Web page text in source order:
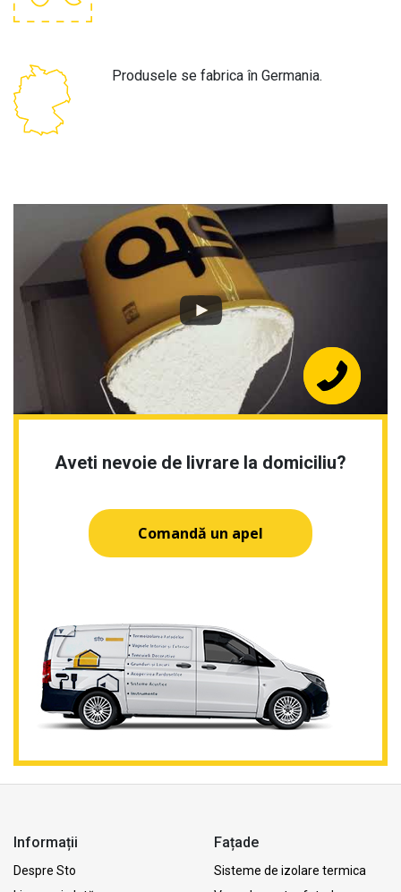
Produsele se fabrica în Germania.
Aveti nevoie de livrare la domiciliu?
Comandă un apel
Informații
Despre Sto
Fațade
Sisteme de izolare termica